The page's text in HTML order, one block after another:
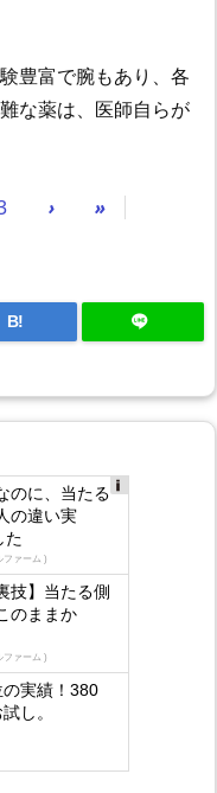
豊富で腕もあり、各
な薬は、医師自らが
› »
B!
gly
のに、当たる
の違い実
た
ファーム )
技】当たる側
のままか
ファーム )
実績！380
し。